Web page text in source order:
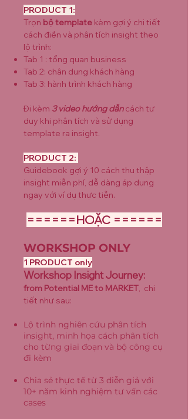
​​PRODUCT 1:
Trọn bộ template kèm gợi ý chi tiết
cách điền và phân tích insight theo
lộ trình:
Tab 1 : tổng quan business
Tab 2: chân dung khách hàng
Tab 3: hành trình khách hàng
Đi kèm 3 video hướng dẫncách tư
duy khi phân tích và sử dụng
template ra insight.
PRODUCT 2:
​Guidebook gợi ý 10 cách thu thập
insight miễn phí, dễ dàng áp dụng
ngay với ví dụ thực tiễn.
===== =HOẶC ======
WORKSHOP ONLY
1 PRODUCT only
Workshop Insight Journey:
from Potential ME to MARKET, chi
tiết như sau:
Lộ trình nghiên cứu phân tích
insight, minh họa cách phân tích
cho từng giai đoạn và bộ công cụ
đi kèm
Chia sẻ thực tế từ 3 diễn giả với
10+ năm kinh nghiệm tư vấn các
cases